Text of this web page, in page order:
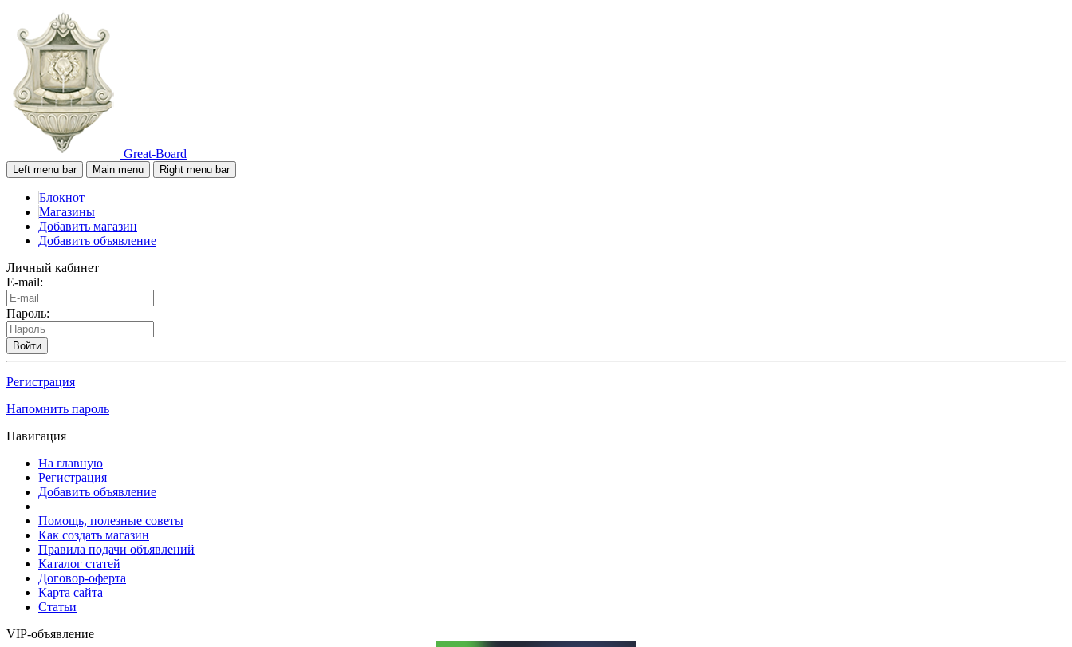
Great-Board
Left menu bar Main menu Right menu bar
Блокнот
Магазины
Добавить магазин
Добавить объявление
Личный кабинет
E-mail:
Пароль:
Войти
Регистрация
Напомнить пароль
Навигация
На главную
Регистрация
Добавить объявление
Помощь, полезные советы
Как создать магазин
Правила подачи объявлений
Каталог статей
Договор-оферта
Карта сайта
Статьи
VIP-объявление